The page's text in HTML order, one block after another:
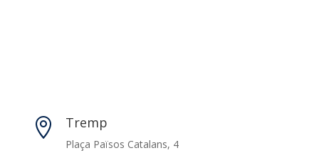
 Tremp
Plaça Països Catalans, 4